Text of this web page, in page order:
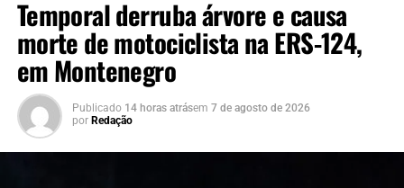
diversas ações superam R$ 111 bilhões.
“Esses contratos, hoje,
materializam o
compromisso do governo
brasileiro com esse Estado
Temporal derruba árvore e causa
morte de motociclista na ERS-124,
em Montenegro
Publicado 14 horas atrásem 7 de agosto de 2026
por Redação